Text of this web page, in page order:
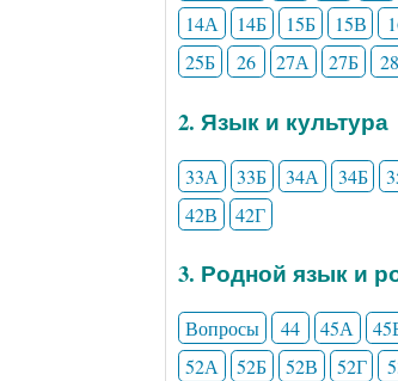
14А
14Б 15Б 15В
25Б
26 27А 27Б 28
2. Язык и культура
33А 33Б 34А 34Б
42В
42Г
3. Родной язык и
Вопросы 44 45А
52А
52Б 52В 52Г